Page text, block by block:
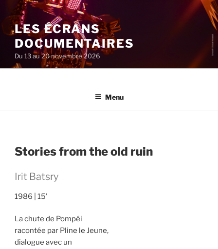
au
contenu
principal
LES ÉCRANS
DOCUMENTAIRES
Du 13 au 20 novembre 2026
Menu
Stories from the old ruin
Irit Batsry
1986 15’
La chute de Pompéi
racontée par Pline le Jeune,
dialogue avec un